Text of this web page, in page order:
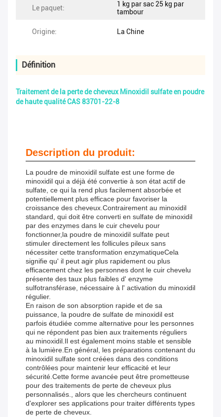
Le paquet:
1 kg par sac 25 kg par
tambour
Origine: La Chine
Définition
Traitement de la perte de cheveux Minoxidil sulfate en poudre
de haute qualité CAS 83701-22-8
Description du produit:
La poudre de minoxidil sulfate est une forme de
minoxidil qui a déjà été convertie à son état actif de
sulfate, ce qui la rend plus facilement absorbée et
potentiellement plus efficace pour favoriser la
croissance des cheveux.Contrairement au minoxidil
standard, qui doit être converti en sulfate de minoxidil
par des enzymes dans le cuir chevelu pour
fonctionner,la poudre de minoxidil sulfate peut
stimuler directement les follicules pileux sans
nécessiter cette transformation enzymatiqueCela
signifie qu' il peut agir plus rapidement ou plus
efficacement chez les personnes dont le cuir chevelu
présente des taux plus faibles d' enzyme
sulfotransférase, nécessaire à l' activation du minoxidil
régulier.
En raison de son absorption rapide et de sa
puissance, la poudre de sulfate de minoxidil est
parfois étudiée comme alternative pour les personnes
qui ne répondent pas bien aux traitements réguliers
au minoxidil.Il est également moins stable et sensible
à la lumière.En général, les préparations contenant du
minoxidil sulfate sont créées dans des conditions
contrôlées pour maintenir leur efficacité et leur
sécurité.Cette forme avancée peut être prometteuse
pour des traitements de perte de cheveux plus
personnalisés., alors que les chercheurs continuent
d'explorer ses applications pour traiter différents types
de perte de cheveux.